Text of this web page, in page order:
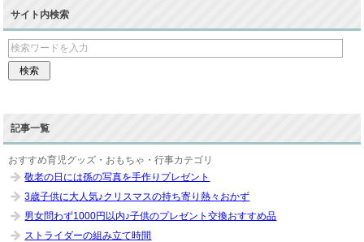
サイト内検索
記事一覧
おすすめ育児グッズ・おもちゃ・行事カテゴリ
敬老の日には孫の写真を手作りプレゼント
3歳子供に大人気♪クリスマスの持ち寄り熱々おかず
男女問わず1000円以内♪子供のプレゼント交換おすすめ品
ストライダーの組み立て時間